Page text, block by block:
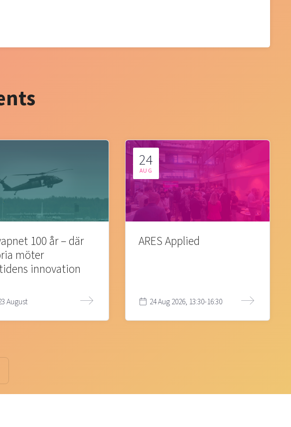
100 år – där
möter
innovation
August
24
AUG
ARES Applied
24 Aug 2026, 13:30-16:30